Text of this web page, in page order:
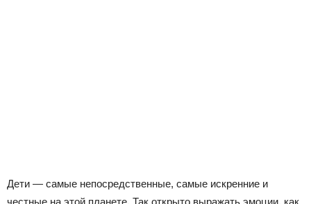
Дети — самые непосредственные, самые искренние и